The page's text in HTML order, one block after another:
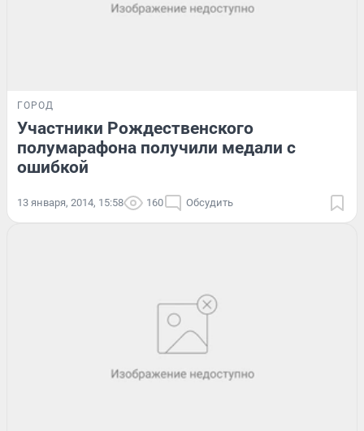
ГОРОД
Участники Рождественского
полумарафона получили медали с
ошибкой
13 января, 2014, 15:58 160 Обсудить